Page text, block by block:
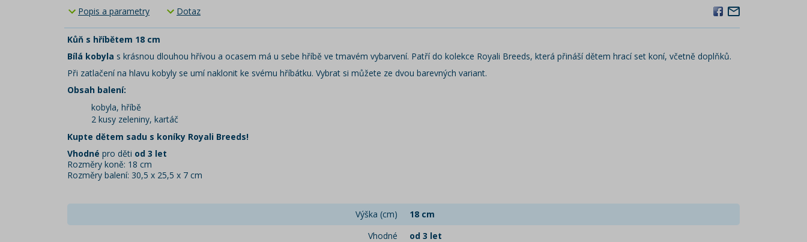
Popis a parametry Dotaz
Kůň s hříbětem 18 cm
Bílá kobyla s krásnou dlouhou hřívou a ocasem má u sebe hříbě ve tmavém vybarvení. Patří do kolekce Royali Breeds, která přináší dětem hrací set koní, včetně doplňků.
Při zatlačení na hlavu kobyly se umí naklonit ke svému hříbátku. Vybrat si můžete ze dvou barevných variant.
Obsah balení:
kobyla, hříbě
2 kusy zeleniny, kartáč
Kupte dětem sadu s koníky Royali Breeds!
Vhodné pro děti od 3 let
Rozměry koně: 18 cm
Rozměry balení: 30,5 x 25,5 x 7 cm
Výška (cm)
18 cm
Vhodné
od 3 let